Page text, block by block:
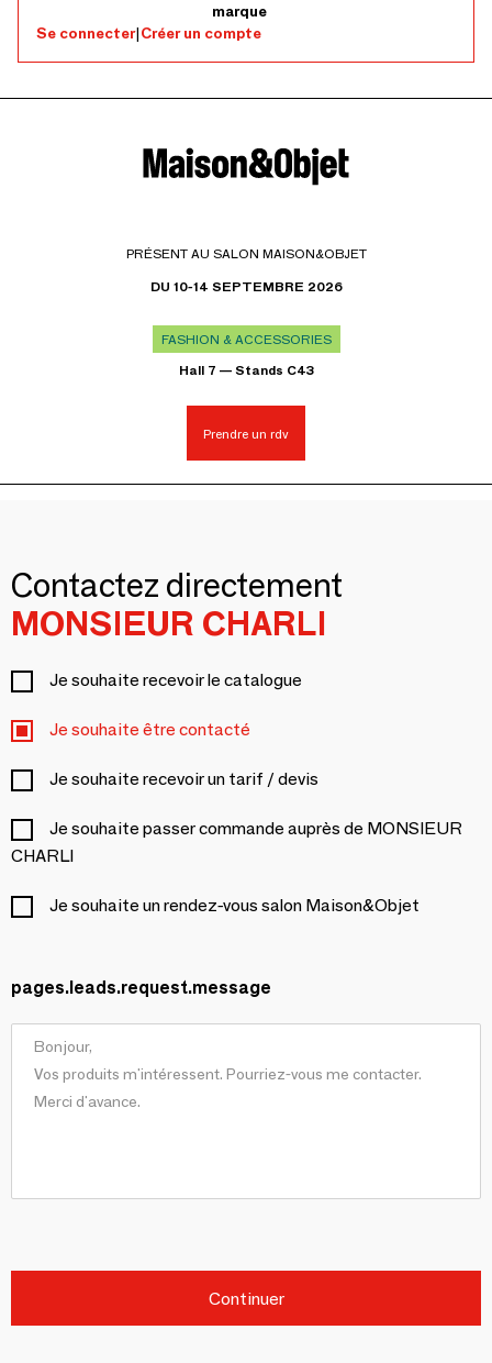
marque
Se connecter|Créer un compte
PRÉSENT AU SALON MAISON&OBJET
DU 10-14 SEPTEMBRE 2026
FASHION & ACCESSORIES
Hall 7 — Stands C43
Prendre un rdv
Contactez directement
MONSIEUR CHARLI
Je souhaite recevoir le catalogue
Je souhaite être contacté
Je souhaite recevoir un tarif / devis
Je souhaite passer commande auprès de MONSIEUR
CHARLI
Je souhaite un rendez-vous salon Maison&Objet
pages.leads.request.message
Continuer